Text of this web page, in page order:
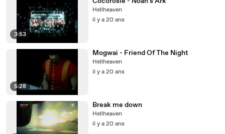
3:53
Hellheaven
il y a 20 ans
5:28
Mogwai - Friend Of The Night
Hellheaven
il y a 20 ans
Break me down
Hellheaven
il y a 20 ans